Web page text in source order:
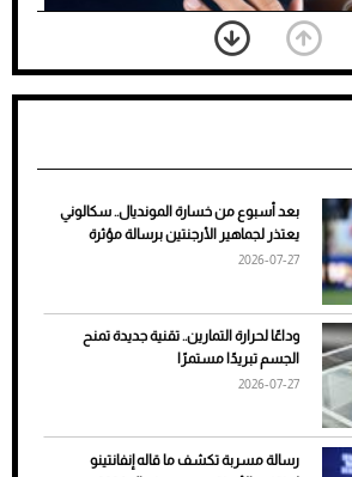
السيارة عند الوقوف.. أشهر
بعد أسبوع من خسارة المونديال.. سكالوني
يعتذر لجماهير الأرجنتين برسالة مؤثرة
2026-07-27
وداعًا لحرارة التمارين.. تقنية جديدة تمنح
الجسم تبريدًا مستمرًا
2026-07-27
رسالة مسربة تكشف ما قاله إنفانتينو